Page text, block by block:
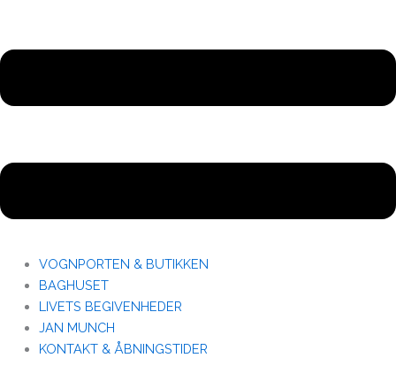
VOGNPORTEN & BUTIKKEN
BAGHUSET
LIVETS BEGIVENHEDER
JAN MUNCH
KONTAKT & ÅBNINGSTIDER